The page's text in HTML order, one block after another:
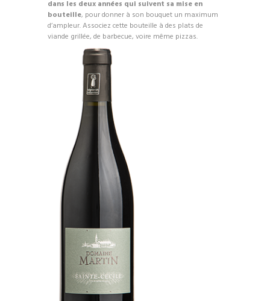
dans les deux années qui suivent sa mise en
bouteille, pour donner à son bouquet un maximum
d’ampleur. Associez cette bouteille à des plats de
viande grillée, de barbecue, voire même pizzas.